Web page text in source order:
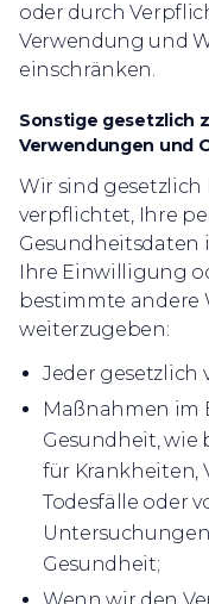
oder durch
Verwendung und
einschränken.
Sonstige gesetzlich
Verwendungen und
Wir sind
verpflichtet, Ihre
Gesundheitsdaten
Ihre Einwilligung
bestimmte andere
weiterzugeben:
Jeder gesetzlich
Maßnahmen im
Gesundheit, wie
für Krankheiten,
Todesfälle oder
Gesundheit;